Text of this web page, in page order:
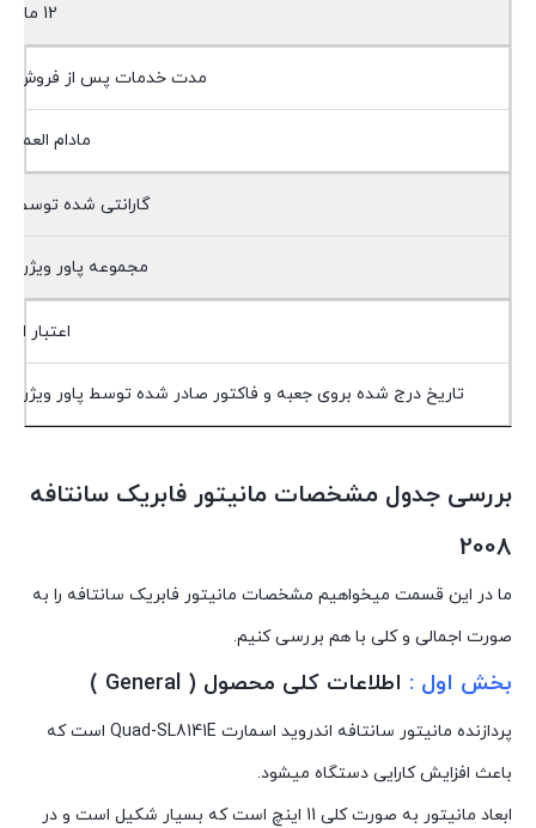
12 ماه
مدت خدمات پس از فروش
مادام العمر
گارانتی شده توسط
مجموعه پاور ویژن
اعتبار از
تاریخ درج شده بروی جعبه و فاکتور صادر شده توسط پاور ویژن
بررسی جدول مشخصات مانیتور فابریک سانتافه
2008
ما در این قسمت میخواهیم مشخصات مانیتور فابریک سانتافه را به
صورت اجمالی و کلی با هم بررسی کنیم.
بخش اول : اطلاعات کلی محصول ( General )
پردازنده مانیتور سانتافه اندروید اسمارت Quad-SL8141E است که
باعث افزایش کارایی دستگاه میشود.
ابعاد مانیتور به صورت کلی 11 اینچ است که بسیار شکیل است و در